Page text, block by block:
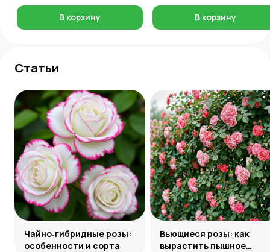
В корзину В корзину
Статьи
Чайно‑гибридные розы:
особенности и сорта
Вьющиеся розы: как
вырастить пышное